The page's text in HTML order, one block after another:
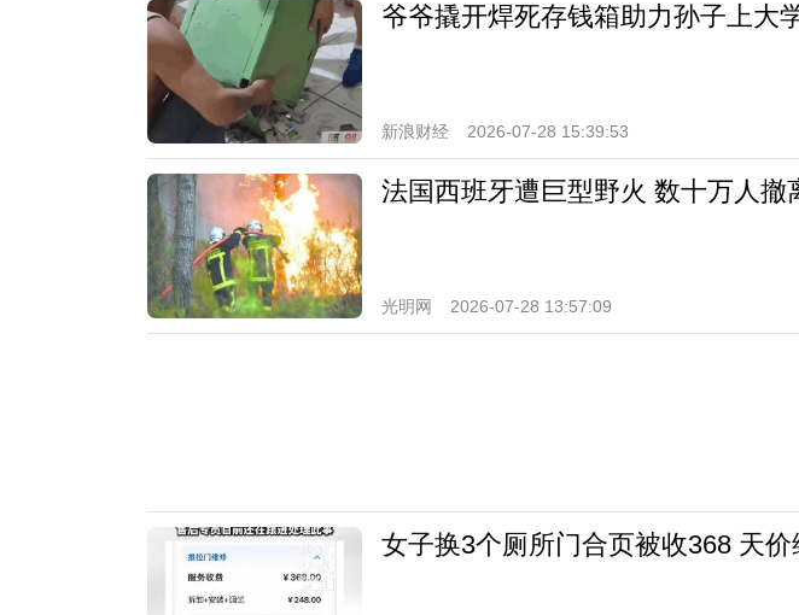
爷爷撬开焊死存钱箱助力孙子上大
新浪财经 2026-07-28 15:39:53
法国西班牙遭巨型野火 数十万人撤
光明网 2026-07-28 13:57:09
女子换3个厕所门合页被收368 天